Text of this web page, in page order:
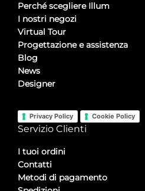
Perché scegliere Illum
I nostri negozi
Virtual Tour
Progettazione e assistenza
Blog
News
Designer
Privacy Policy Cookie Policy
Servizio Clienti
I tuoi ordini
Contatti
Metodi di pagamento